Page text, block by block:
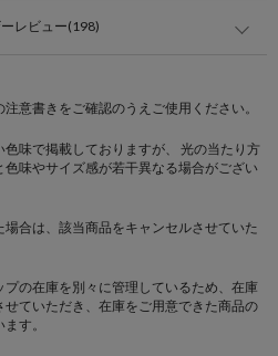
レビュー(198)
意書きをご確認のうえご使用ください。
味で掲載しておりますが、 光の当たり方
味やサイズ感が若干異なる場合がござい
合は、該当商品をキャンセルさせていた
の在庫を別々に管理しているため、在庫
ていただき、在庫をご用意できた商品の
す。